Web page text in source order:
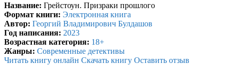
Название: Грейстоун. Призраки прошлого
Формат книги: Электронная книга
Автор: Георгий Владимирович Булдашов
Год написания: 2023
Возрастная категория: 18+
Жанры: Современные детективы
Читать книгу онлайн Скачать книгу Оставить отзыв